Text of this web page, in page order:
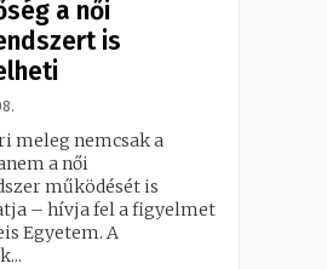
a női
is
meleg nemcsak a
a női
működését is
– hívja fel a figyelmet
Egyetem. A